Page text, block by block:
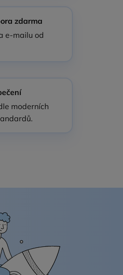
zdarma
e‑mailu od
moderních